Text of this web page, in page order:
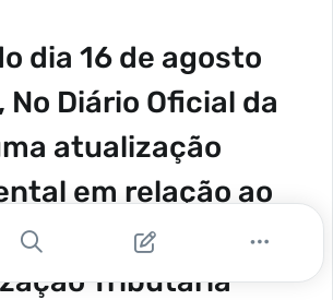
dia 16 de agosto
No Diário Oficial da
atualização
em relação ao
Especial de
Tributária